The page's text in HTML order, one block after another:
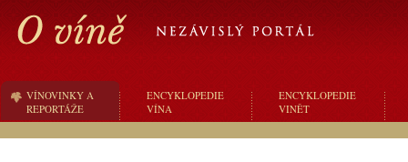
VÍNOVINKY A
REPORTÁŽE
ENCYKLOPEDIE
VÍNA
ENCYKLOPEDIE
VINĚT